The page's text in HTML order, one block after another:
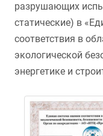
разрушающих
статические) в
соответствия в
экологической
энергетике и